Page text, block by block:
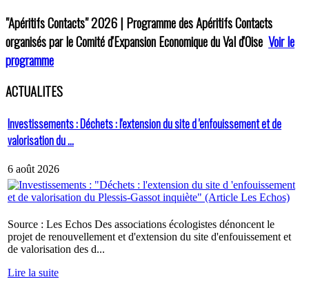
"Apéritifs Contacts"2026 | Programme des Apéritifs Contacts
organisés par le Comité d'Expansion Economique du Val d'Oise Voir le
programme
ACTUALITES
Investissements : Déchets : l'extension du site d 'enfouissement et de
valorisation du ...
6 août 2026
Source : Les Echos Des associations écologistes dénoncent le
projet de renouvellement et d'extension du site d'enfouissement et
de valorisation des d...
Lire la suite